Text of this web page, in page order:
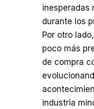
inesperadas
durante los
Por otro
poco más
de compra
industria